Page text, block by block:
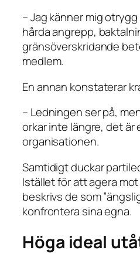
– Jag känner mig
hårda angrepp,
gränsöverskridande
medlem.
En annan konstaterar
– Ledningen ser på,
orkar inte längre, det är
organisationen.
Samtidigt duckar
Istället för att agera
beskrivs de som
konfrontera sina egna.
Höga ideal